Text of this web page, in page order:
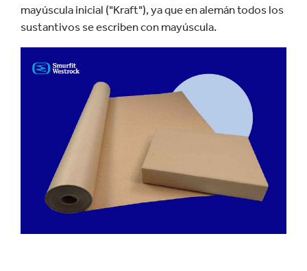
mayúscula inicial ("Kraft"), ya que en alemán todos los
sustantivos se escriben con mayúscula.